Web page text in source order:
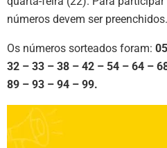
números devem ser preenchidos.
Os números sorteados foram:
32 – 33 – 38 – 42 – 54 – 64 –
89 – 93 – 94 – 99.